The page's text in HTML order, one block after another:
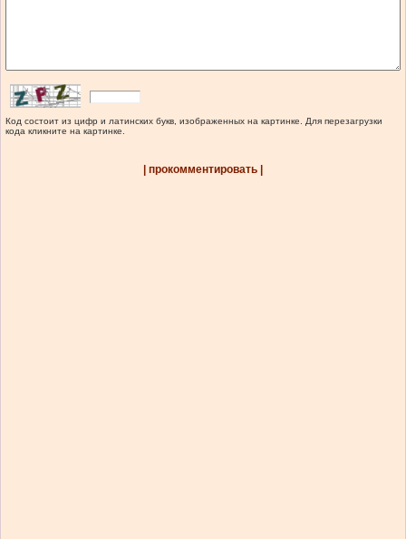
Код состоит из цифр и латинских букв, изображенных на картинке. Для перезагрузки
кода кликните на картинке.
| прокомментировать |